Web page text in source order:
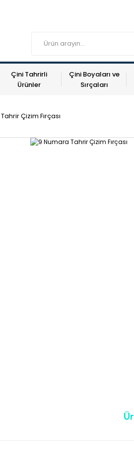
Çini Tahrirli
Ürünler
Çini Boyaları ve
Sırçaları
Çizim Fırçası